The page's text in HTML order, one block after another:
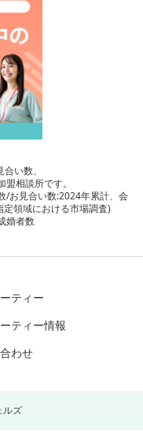
い数、
相談所です。
/お見合い数:2024年累計、会
領域における市場調査)
婚者数
ティー
ティー情報
わせ
ルズ